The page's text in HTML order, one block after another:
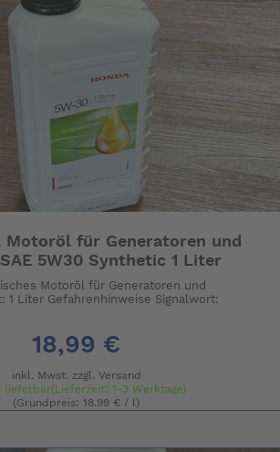
Motoröl für Generatoren und
5W30 Synthetic 1 Liter
Motoröl für Generatoren und
1 Liter Gefahrenhinweise Signalwort:
18,99 €
inkl. Mwst. zzgl. Versand
lieferbar(Lieferzeit: 1-3 Werktage)
(Grundpreis: 18.99 € / l)